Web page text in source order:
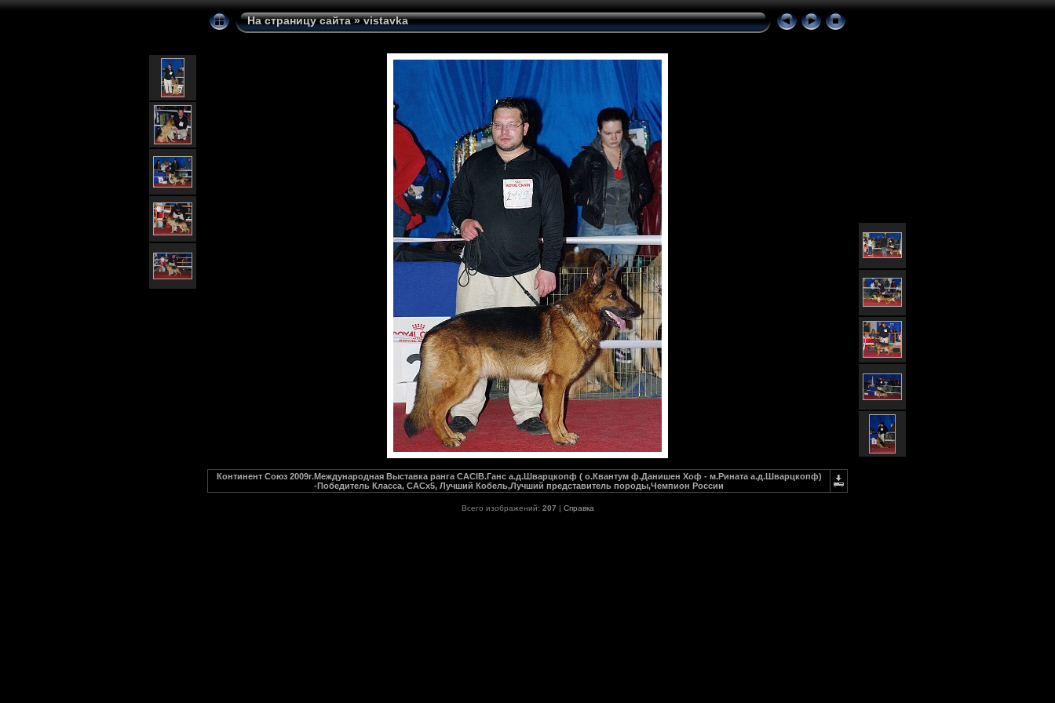
На страницу сайта»vistavka
Континент Союз 2009г.Международная Выставка ранга CACIB.Ганс а.д.Шварцкопф ( о.Квантум ф.Данишен Хоф - м.Рината а.д.Шварцкопф)
-Победитель Класса, CACх5, Лучший Кобель,Лучший представитель породы,Чемпион России
Всего изображений: 207 | Справка